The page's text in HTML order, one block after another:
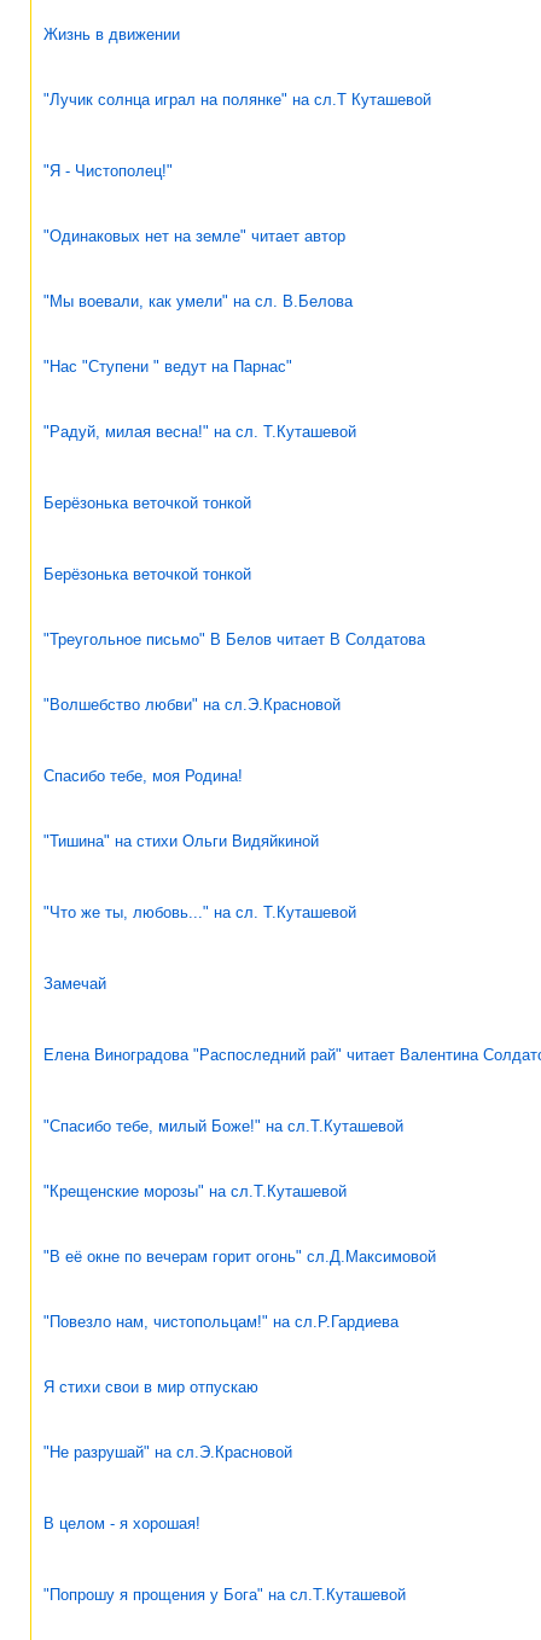
Жизнь в движении
"Лучик солнца играл на полянке" на сл.Т Куташевой
"Я - Чистополец!"
"Одинаковых нет на земле" читает автор
"Мы воевали, как умели" на сл. В.Белова
"Нас "Ступени " ведут на Парнас"
"Радуй, милая весна!" на сл. Т.Куташевой
Берёзонька веточкой тонкой
Берёзонька веточкой тонкой
"Треугольное письмо" В Белов читает В Солдатова
"Волшебство любви" на сл.Э.Красновой
Спасибо тебе, моя Родина!
"Тишина" на стихи Ольги Видяйкиной
"Что же ты, любовь..." на сл. Т.Куташевой
Замечай
Елена Виноградова "Распоследний рай" читает Валентина
"Спасибо тебе, милый Боже!" на сл.Т.Куташевой
"Крещенские морозы" на сл.Т.Куташевой
"В её окне по вечерам горит огонь" сл.Д.Максимовой
"Повезло нам, чистопольцам!" на сл.Р.Гардиева
Я стихи свои в мир отпускаю
"Не разрушай" на сл.Э.Красновой
В целом - я хорошая!
"Попрошу я прощения у Бога" на сл.Т.Куташевой